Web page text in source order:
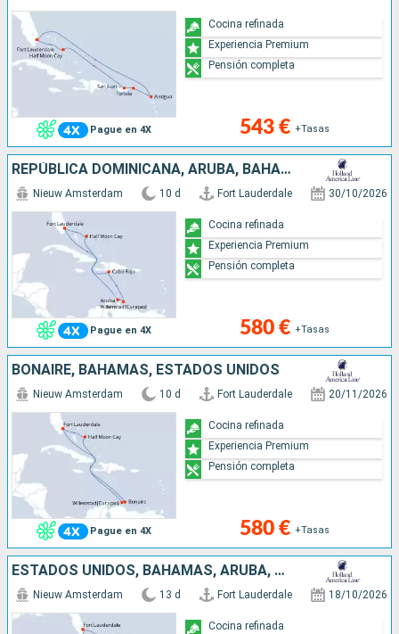
Pague en 4X 543 € +Tasas
Cocina refinada
Experiencia Premium
Pensión completa
REPÚBLICA DOMINICANA, ARUBA, BAHAMAS, ESTADOS UNIDOS
Pague en 4X
Nieuw Amsterdam 10 d Fort Lauderdale 30/10/2026
580 € +Tasas
Cocina refinada
Experiencia Premium
Pensión completa
BONAIRE, BAHAMAS, ESTADOS UNIDOS
Pague en 4X
Nieuw Amsterdam 10 d Fort Lauderdale 20/11/2026
580 € +Tasas
Cocina refinada
Experiencia Premium
Pensión completa
ESTADOS UNIDOS, BAHAMAS, ARUBA, COLOMBIA, PANAMÁ, COSTA RICA, ISLAS CAIMÁN
Nieuw Amsterdam 13 d Fort Lauderdale 18/10/2026
Cocina refinada